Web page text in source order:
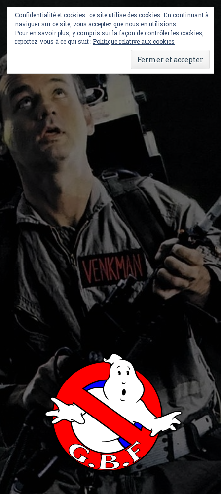
content
Confidentialité et cookies : ce site utilise des cookies. En continuant à
naviguer sur ce site, vous acceptez que nous en utilisions.
Pour en savoir plus, y compris sur la façon de contrôler les cookies,
reportez-vous à ce qui suit :Politique relative aux cookies